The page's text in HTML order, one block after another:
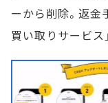
ーから削除。返金
買い取りサービス